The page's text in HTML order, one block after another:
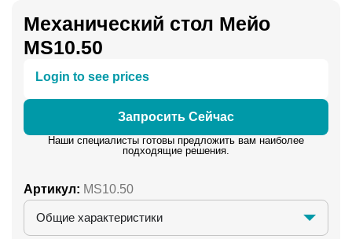
Механический стол Мейо
MS10.50
Login to see prices
Запросить Сейчас
Наши специалисты готовы предложить вам наиболее
подходящие решения.
Артикул: MS10.50
Общие характеристики